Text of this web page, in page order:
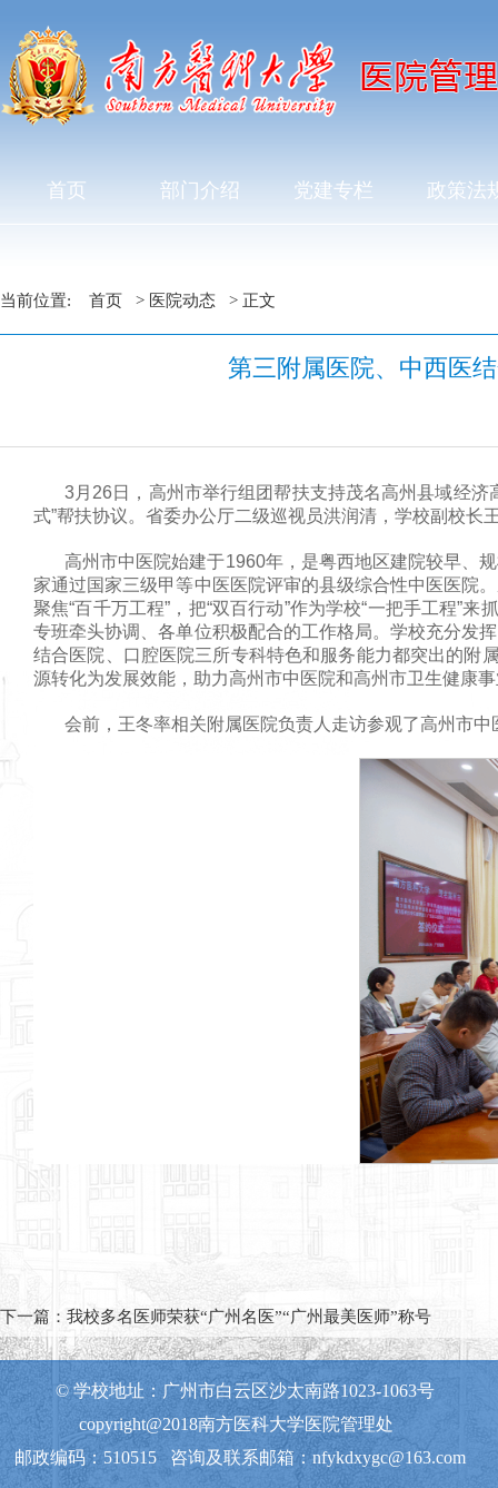
首页 部门介绍 党建专栏 政策法
当前位置: 首页 > 医院动态 > 正文
第三附属医院、中西医
3月26日，高州市举行组团帮扶支持茂名高州县域经
式”帮扶协议。省委办公厅二级巡视员洪润清，学校副校长
高州市中医院始建于1960年，是粤西地区建院较早、
家通过国家三级甲等中医医院评审的县级综合性中医医院
聚焦“百千万工程”，把“双百行动”作为学校“一把手工程”
专班牵头协调、各单位积极配合的工作格局。学校充分发
结合医院、口腔医院三所专科特色和服务能力都突出的附
源转化为发展效能，助力高州市中医院和高州市卫生健康
会前，王冬率相关附属医院负责人走访参观了高州市中
下一篇： 我校多名医师荣获“广州名医”“广州最美医师”称号
© 学校地址：广州市白云区沙太南路1023-1063号
copyright@2018南方医科大学医院管理处
邮政编码：510515 咨询及联系邮箱：nfykdxygc@163.com